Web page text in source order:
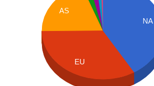
NA
AS
EU